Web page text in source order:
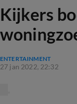
Kijkers
ENTERTAINMENT
27 jan 2022, 22:32